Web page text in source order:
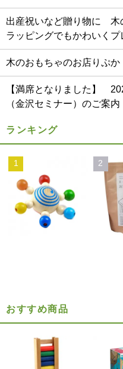
出産祝いなど贈り物に 木
ラッピングでもかわいくプ
木のおもちゃのお店りぷ
【満席となりました】
（金沢セミナー）のご案内
ランキング
1 2
おすすめ商品